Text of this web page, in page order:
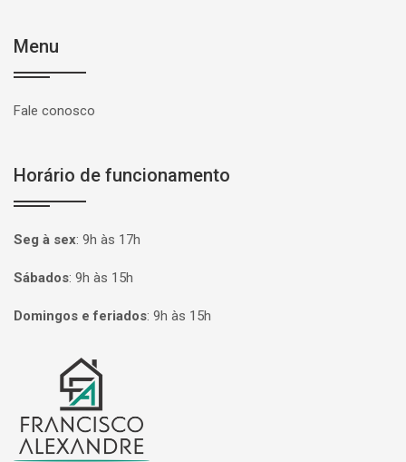
Menu
Fale conosco
Horário de funcionamento
Seg à sex: 9h às 17h
Sábados: 9h às 15h
Domingos e feriados: 9h às 15h
Página inicial